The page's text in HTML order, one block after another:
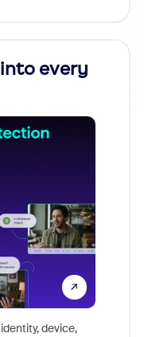
every
device,